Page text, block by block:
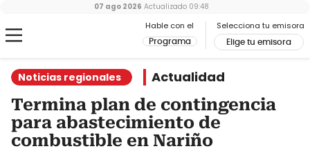
Hable con el
Programa
Selecciona tu emisora
Elige tu emisora
07 ago 2026 Actualizado 09:48
Noticias regionales Actualidad
Termina plan de contingencia
para abastecimiento de
combustible en Nariño